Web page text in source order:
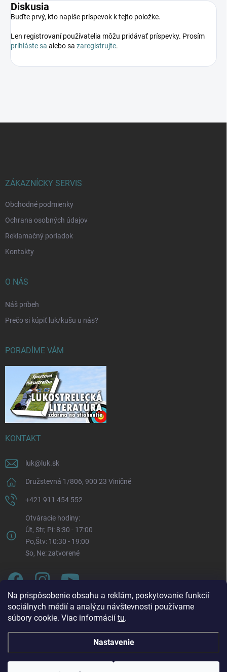
Na prispôsobenie obsahu a reklám, poskytovanie funkcií
sociálnych médií a analýzu návštevnosti používame
súbory cookie. Viac informácií tu.
Nastavenie
2026 bude každý pondelok naša prevádzka otvorená v
Diskusia
Buďte prvý, kto napíše príspevok k tejto položke.
Len registrovaní používatelia môžu pridávať príspevky. Prosím
prihláste sa alebo sa zaregistrujte.
ZÁKAZNÍCKY SERVIS
Obchodné podmienky
Ochrana osobných údajov
Reklamačný poriadok
Kontakty
O NÁS
Náš príbeh
Prečo si kúpiť luk/kušu u nás?
PORADÍME VÁM
KONTAKT
luk@ luk.sk
Družstevná 1/806, 900 23 Viničné
+421 911 454 552
Otváracie hodiny:
Út, Str, Pi: 8:30 - 17:00
Po,Štv: 10:30 - 19:00
So, Ne: zatvorené
Copyright 2026LUK.sk. Všetky práva vyhradené.Upraviť nastavenie